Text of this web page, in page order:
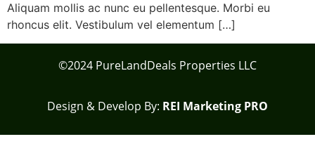
Aliquam mollis ac nunc eu pellentesque. Morbi eu
rhoncus elit. Vestibulum vel elementum […]
©2024 PureLandDeals Properties LLC
Design & Develop By: REI Marketing PRO